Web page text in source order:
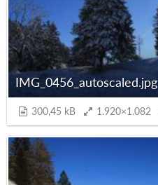
IMG_0456_autoscaled.jpg
300,45 kB 1.920×1.082